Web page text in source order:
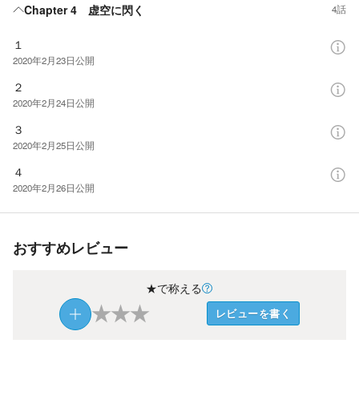
Chapter 4 虚空に閃く 4話
１
2020年2月23日公開
２
2020年2月24日公開
３
2020年2月25日公開
４
2020年2月26日公開
おすすめレビュー
★で称える
★★★ レビューを書く